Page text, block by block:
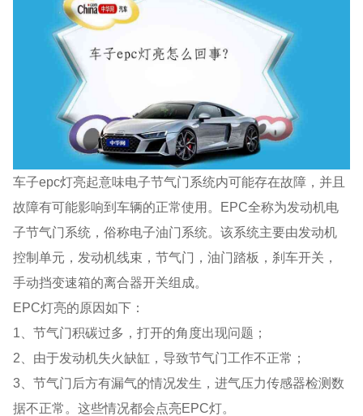
车子epc灯亮起意味电子节气门系统内可能存在故障，并且
故障有可能影响到车辆的正常使用。EPC全称为发动机电
子节气门系统，俗称电子油门系统。该系统主要由发动机
控制单元，发动机线束，节气门，油门踏板，刹车开关，
手动挡变速箱的离合器开关组成。
EPC灯亮的原因如下：
1、节气门积碳过多，打开的角度出现问题；
2、由于发动机失火缺缸，导致节气门工作不正常；
3、节气门后方有漏气的情况发生，进气压力传感器检测数
据不正常。这些情况都会点亮EPC灯。